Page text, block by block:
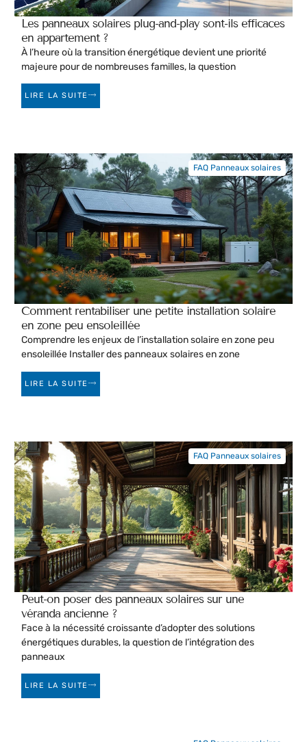
Les panneaux solaires plug-and-play sont-ils efficaces
en appartement ?
À l’heure où la transition énergétique devient une priorité
majeure pour de nombreuses familles, la question
LIRE LA SUITE
Comment rentabiliser une petite installation solaire
en zone peu ensoleillée
Comprendre les enjeux de l’installation solaire en zone peu
ensoleillée Installer des panneaux solaires en zone
LIRE LA SUITE
FAQ Panneaux solaires
Peut-on poser des panneaux solaires sur une
véranda ancienne ?
Face à la nécessité croissante d’adopter des solutions
énergétiques durables, la question de l’intégration des
panneaux
LIRE LA SUITE
FAQ Panneaux solaires